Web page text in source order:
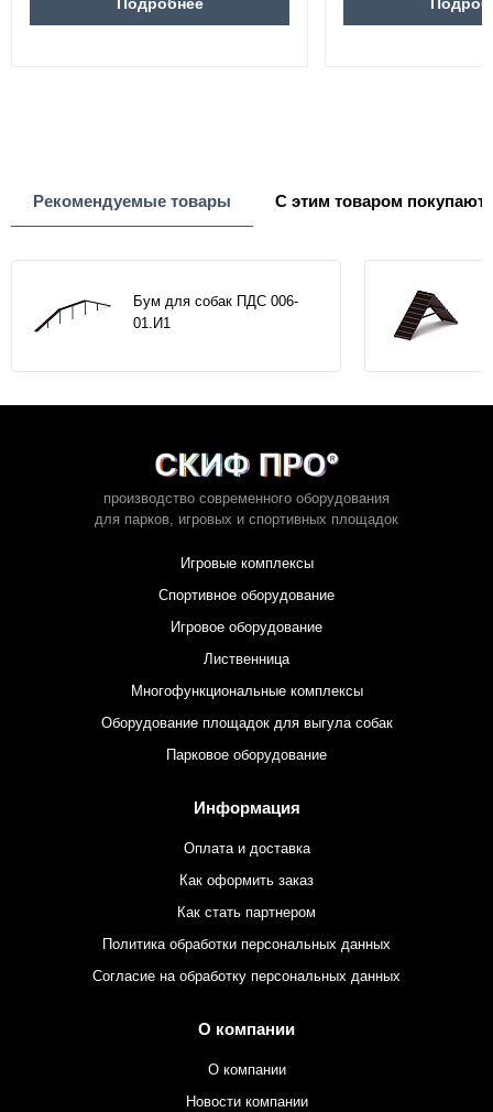
Рекомендуемые товары С этим товаром покупают
Бум для собак ПДС 006-
01.И1
производство современного оборудования
для парков, игровых и спортивных площадок
Игровые комплексы
Спортивное оборудование
Игровое оборудование
Лиственница
Многофункциональные комплексы
Оборудование площадок для выгула собак
Парковое оборудование
Информация
Оплата и доставка
Как оформить заказ
Как стать партнером
Политика обработки персональных данных
Согласие на обработку персональных данных
О компании
О компании
Новости компании